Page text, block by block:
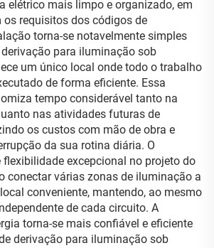
elétrico mais limpo e organizado, em
requisitos dos códigos de
torna-se notavelmente simples
para iluminação sob
um único local onde todo o trabalho
de forma eficiente. Essa
tempo considerável tanto na
nas atividades futuras de
os custos com mão de obra e
da sua rotina diária. O
excepcional no projeto do
conectar várias zonas de iluminação a
conveniente, mantendo, ao mesmo
de cada circuito. A
torna-se mais confiável e eficiente
derivação para iluminação sob